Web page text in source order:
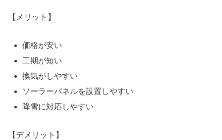
【メリット】
価格が安い
工期が短い
換気がしやすい
ソーラーパネルを設置しやすい
降雪に対応しやすい
【デメリット】